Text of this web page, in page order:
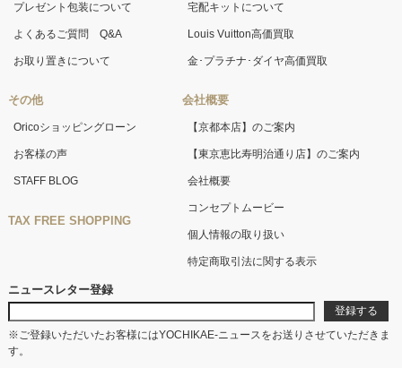
プレゼント包装について
よくあるご質問 Q&A
お取り置きについて
その他
Oricoショッピングローン
お客様の声
STAFF BLOG
TAX FREE SHOPPING
宅配キットについて
Louis Vuitton高価買取
金･プラチナ･ダイヤ高価買取
会社概要
【京都本店】のご案内
【東京恵比寿明治通り店】のご案内
会社概要
コンセプトムービー
個人情報の取り扱い
特定商取引法に関する表示
ニュースレター登録
※ご登録いただいたお客様にはYOCHIKAE-ニュースをお送りさせていただきま
す。